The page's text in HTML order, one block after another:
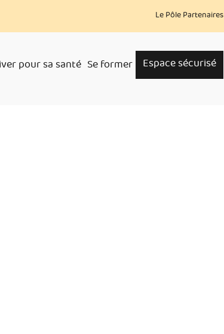
Menu
secondaire
Le Pôle
pour sa santé Se former Espace sécurisé